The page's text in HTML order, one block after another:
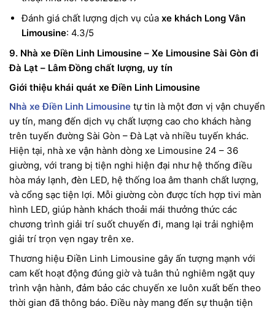
Đánh giá chất lượng dịch vụ của xe khách Long Vân
Limousine: 4.3/5
9. Nhà xe Điền Linh Limousine – Xe Limousine Sài Gòn đi
Đà Lạt – Lâm Đồng chất lượng, uy tín
Giới thiệu khái quát xe Điền Linh Limousine
Nhà xe Điền Linh Limousine tự tin là một đơn vị vận chuyển
uy tín, mang đến dịch vụ chất lượng cao cho khách hàng
trên tuyến đường Sài Gòn – Đà Lạt và nhiều tuyến khác.
Hiện tại, nhà xe vận hành dòng xe Limousine 24 – 36
giường, với trang bị tiện nghi hiện đại như hệ thống điều
hòa máy lạnh, đèn LED, hệ thống loa âm thanh chất lượng,
và cổng sạc tiện lợi. Mỗi giường còn được tích hợp tivi màn
hình LED, giúp hành khách thoải mái thưởng thức các
chương trình giải trí suốt chuyến đi, mang lại trải nghiệm
giải trí trọn vẹn ngay trên xe.
Thương hiệu Điền Linh Limousine gây ấn tượng mạnh với
cam kết hoạt động đúng giờ và tuân thủ nghiêm ngặt quy
trình vận hành, đảm bảo các chuyến xe luôn xuất bến theo
thời gian đã thông báo. Điều này mang đến sự thuận tiện